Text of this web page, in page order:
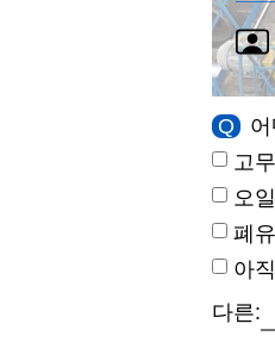
Q
고
오
폐유
아
다른: